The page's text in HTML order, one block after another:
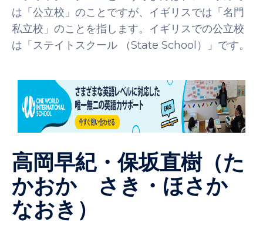
は「公立校」のことですが、イギリスでは「名門
私立校」のことを指します。イギリスでの公立校
は「ステイトスクール （State School）」です。
高岡早紀・保坂直樹（た
かおか さき・ほさか
なおき）